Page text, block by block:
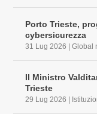
Porto Trieste,
cybersicurezza
31 Lug 2026 |Global
Il Ministro
Trieste
29 Lug 2026 |